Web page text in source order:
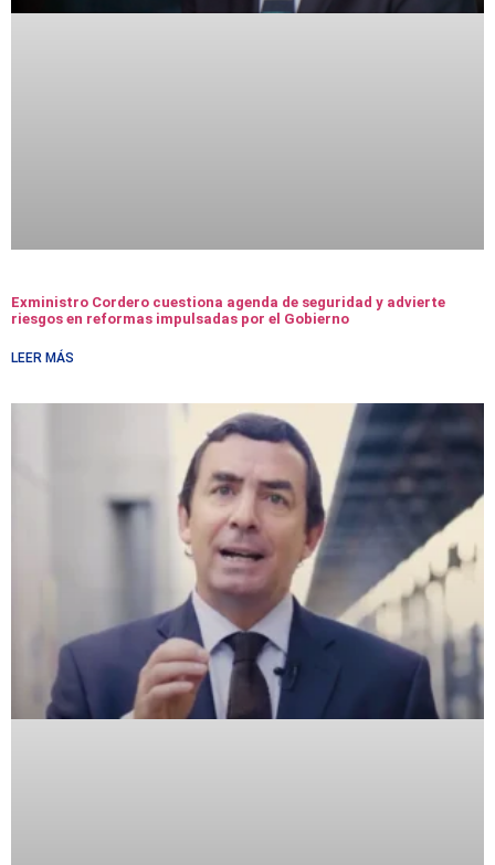
Exministro Cordero cuestiona agenda de seguridad y advierte
riesgos en reformas impulsadas por el Gobierno
LEER MÁS